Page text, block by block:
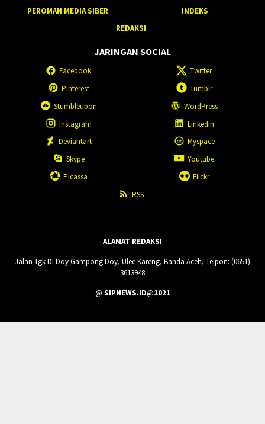
PEROMAN MEDIA SIBER
INDEKS
REDAKSI
JARINGAN SOCIAL
Facebook
Twitter
Pinterest
Tumblr
Stumbleupon
WordPress
Instagram
Linkedin
Deviantart
Myspace
Skype
Youtube
Picassa
Flickr
RSS
ALAMAT REDAKSI
Jalan Tgk Di Doy Gampong Doy, Ulee Kareng, Banda Aceh, Telpon: (0651)
3613948
@ SIPNEWS.ID@2021